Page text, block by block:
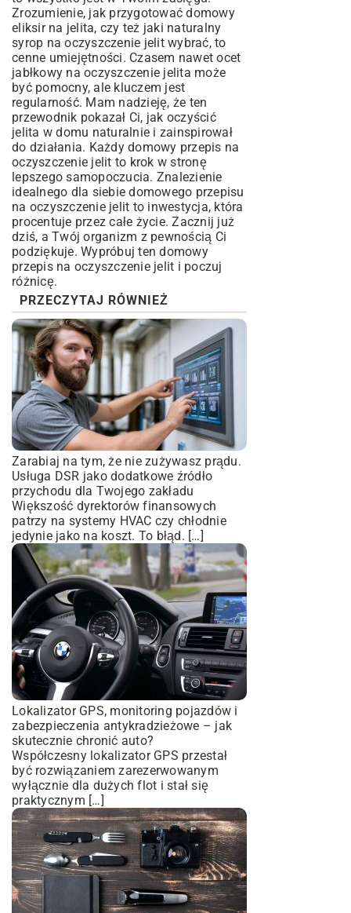
Zrozumienie, jak przygotować domowy
eliksir na jelita, czy też jaki naturalny
syrop na oczyszczenie jelit wybrać, to
cenne umiejętności. Czasem nawet ocet
jabłkowy na oczyszczenie jelita może
być pomocny, ale kluczem jest
regularność. Mam nadzieję, że ten
przewodnik pokazał Ci, jak oczyścić
jelita w domu naturalnie i zainspirował
do działania. Każdy domowy przepis na
oczyszczenie jelit to krok w stronę
lepszego samopoczucia. Znalezienie
idealnego dla siebie domowego przepisu
na oczyszczenie jelit to inwestycja, która
procentuje przez całe życie. Zacznij już
dziś, a Twój organizm z pewnością Ci
podziękuje. Wypróbuj ten domowy
przepis na oczyszczenie jelit i poczuj
różnicę.
PRZECZYTAJ RÓWNIEŻ
Zarabiaj na tym, że nie zużywasz prądu.
Usługa DSR jako dodatkowe źródło
przychodu dla Twojego zakładu
Większość dyrektorów finansowych
patrzy na systemy HVAC czy chłodnie
jedynie jako na koszt. To błąd. […]
Lokalizator GPS, monitoring pojazdów i
zabezpieczenia antykradzieżowe – jak
skutecznie chronić auto?
Współczesny lokalizator GPS przestał
być rozwiązaniem zarezerwowanym
wyłącznie dla dużych flot i stał się
praktycznym […]